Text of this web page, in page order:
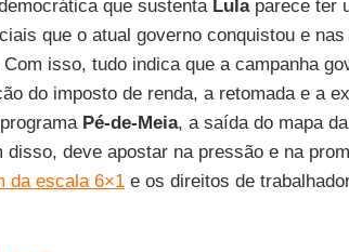
que sustenta Lulaparece ter
que o atual governo conquistou e
isso, tudo indica que a campanha
do imposto de renda, a retomada e a
Pé-de-Meia, a saída do mapa
disso, deve apostar na pressão e na
da escala 6×1e os direitos de